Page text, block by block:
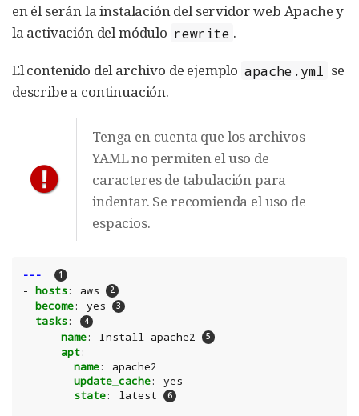
en él serán la instalación del servidor web Apache y
la activación del módulo rewrite .
El contenido del archivo de ejemplo apache.yml
se
describe a continuación.
Tenga en cuenta que los archivos
YAML no permiten el uso de
caracteres de tabulación para
indentar. Se recomienda el uso de
espacios.
---
- hosts:
aws
become:
yes
tasks:
- name:
Install apache2
apt:
name:
apache2
update_cache:
yes
state: latest